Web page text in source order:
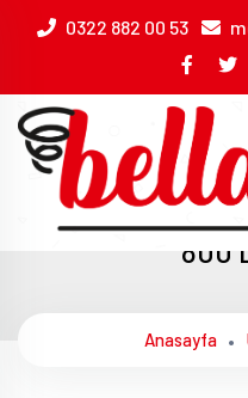
0322 882 00 53
800
Anasayfa